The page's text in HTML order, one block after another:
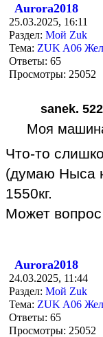
Aurora2018
25.03.2025, 16:11
Раздел: Мой Zuk
Тема: ZUK A06
Ответы: 65
Просмотры: 25052
sanek.
Моя
Что-то
(думаю Ныса
1550кг.
Может
Aurora2018
24.03.2025, 11:44
Раздел: Мой Zuk
Тема: ZUK A06
Ответы: 65
Просмотры: 25052